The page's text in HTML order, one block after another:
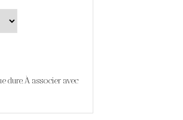
dure. À associer avec